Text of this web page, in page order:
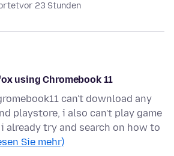
vor 23 Stunden
using Chromebook 11
can't download any
playstore, i also can't play game
already try and search on how to
Sie mehr)